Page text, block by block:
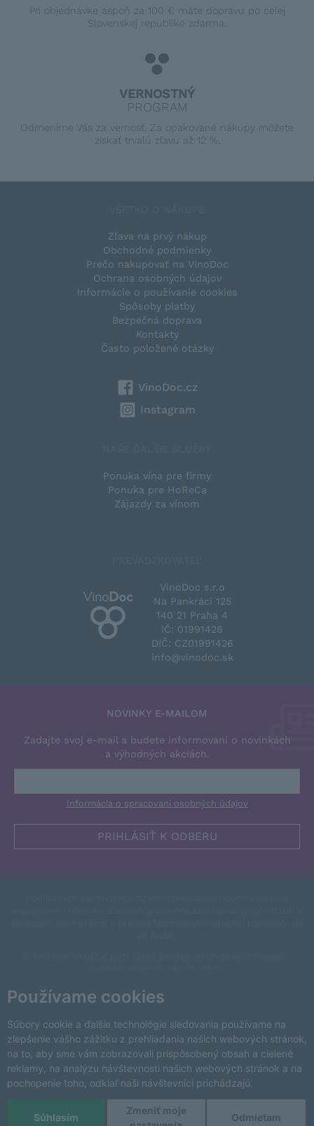
Používame cookies
Súbory cookie a ďalšie technológie sledovania používame na
zlepšenie vášho zážitku z prehliadania našich webových stránok,
na to, aby sme vám zobrazovali prispôsobený obsah a cielené
reklamy, na analýzu návštevnosti našich webových stránok a na
pochopenie toho, odkiaľ naši návštevníci prichádzajú.
Súhlasím Odmietam
Zmeniť moje
Pri objednávke aspoň za 100 € máte dopravu po celej
Slovenskej republike zdarma.
VERNOSTNÝ
PROGRAM
Odmeníme Vás za vernosť. Za opakované nákupy môžete
získať trvalú zľavu až 12 %.
Zľava na prvý nákup
Obchodné podmienky
Prečo nakupovať na VinoDoc
Ochrana osobných údajov
Informácie o používanie cookies
Spôsoby platby
Bezpečná doprava
Kontakty
Často položené otázky
VinoDoc.cz
Instagram
Ponuka vína pre firmy
Ponuka pre HoReCa
Zájazdy za vínom
VinoDoc s.r.o
Na Pankráci 125
140 21 Praha 4
IČ: 01991426
DIČ: CZ01991426
info@vinodoc.sk
NOVINKY E-MAILOM
Zadajte svoj e-mail a budete informovaní o novinkách
a výhodných akciách.
Informácia o spracovaní osobných údajov
This site is protected by reCAPTCHA and the Google
andTerms of Service
Zmeniť nastavenia cookies
Copyright © 2026 VinoDoc s.r.o. Všetky práva vyhradené.